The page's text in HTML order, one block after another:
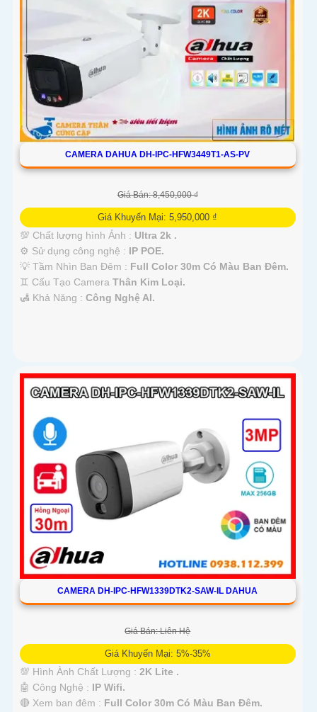
CAMERA DAHUA DH-IPC-HFW3449T1-AS-PV
Giá Bán: 8,450,000 ₫
Giá Khuyến Mại: 5,950,000 ₫
💯 Chất lượng hình Ảnh : Ultra 2k .
⚙ Sử dụng công nghệ : IP POE.
💡 Tầm Nhìn Ban Đêm : Full Color 30m Có Màu Ban Đêm.
♊ Cấu Tạo Camera Thân Kim Loại.
️🛃 Khả Năng : Công Nghệ AI.
CAMERA DH-IPC-HFW1339DTK2-SAW-IL DAHUA
Giá Bán: Liên Hệ
Giá Khuyến Mại: 5%-35%
💯 Hình Ành Chất Lượng : 2K Lite .
🤖️ Công Nghệ : IP Wifi.
🔴 Xem ban đêm : Full Color 30m Có Màu Ban Ðêm.